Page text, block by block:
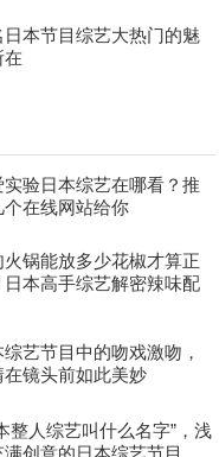
日本节目综艺大热门的魅
在
实验日本综艺在哪看？推
个在线网站给你
火锅能放多少花椒才算正
日本高手综艺解密辣味配
综艺节目中的吻戏激吻，
在镜头前如此美妙
整人综艺叫什么名字”，浅
满创意的日本综艺节目